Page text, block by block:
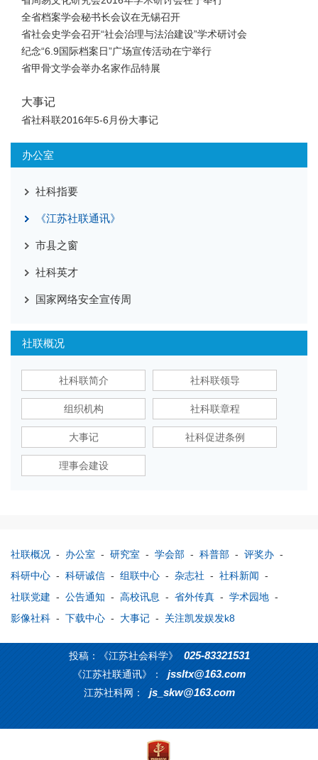
全省档案学会秘书长会议在无锡召开
省社会史学会召开“社会治理与法治建设”学术研讨会
纪念“6.9国际档案日”广场宣传活动在宁举行
省甲骨文学会举办名家作品特展
大事记
省社科联2016年5-6月份大事记
办公室
社科指要
《江苏社联通讯》
市县之窗
社科英才
国家网络安全宣传周
社联概况
社科联简介 社科联领导
组织机构 社科联章程
大事记 社科促进条例
理事会建设
社联概况 - 办公室 - 研究室 - 学会部 - 科普部 - 评奖办 -
科研中心 - 科研诚信 - 组联中心 - 杂志社 - 社科新闻 -
社联党建 - 公告通知 - 高校讯息 - 省外传真 - 学术园地 -
影像社科 - 下载中心 - 大事记 - 关注凯发娱发k8
投稿：《江苏社会科学》 025-83321531
《江苏社联通讯》： jssltx@163.com
江苏社科网： js_skw@163.com